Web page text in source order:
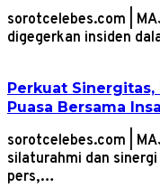
sorotcelebes.com |
digegerkan insiden
Perkuat
Puasa Bersama
sorotcelebes.com |
silaturahmi dan
pers,…